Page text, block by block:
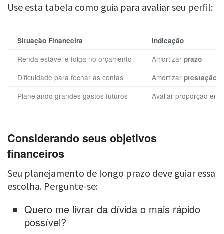
Use esta tabela como guia para avaliar seu perfil:
Situação Financeira Indicação
Renda estável e folga no orçamento Amortizar prazo
Dificuldade para fechar as contas Amortizar prestação
Planejando grandes gastos futuros Avaliar proporção
Considerando seus objetivos
financeiros
Seu planejamento de longo prazo deve guiar essa
escolha. Pergunte-se:
Quero me livrar da dívida o mais rápido
possível?